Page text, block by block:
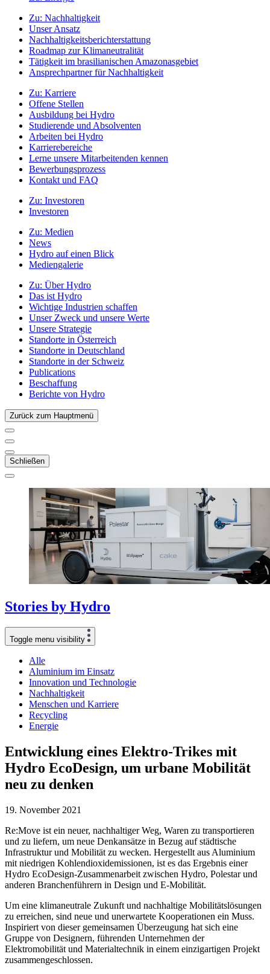
Zu: Nachhaltigkeit
Unser Ansatz
Nachhaltigkeitsberichterstattung
Roadmap zur Klimaneutralität
Tätigkeit im brasilianischen Amazonasgebiet
Ansprechpartner für Nachhaltigkeit
Zu: Karriere
Offene Stellen
Ausbildung bei Hydro
Studierende und Absolventen
Arbeiten bei Hydro
Karrierebereiche
Lerne unsere Mitarbeitenden kennen
Bewerbungsprozess
Kontakt und FAQ
Zu: Investoren
Investoren
Zu: Medien
News
Hydro auf einen Blick
Mediengalerie
Zu: Über Hydro
Das ist Hydro
Wichtige Industrien schaffen
Unser Zweck und unsere Werte
Unsere Strategie
Standorte in Österreich
Standorte in Deutschland
Standorte in der Schweiz
Publications
Beschaffung
Berichte von Hydro
Zurück zum Hauptmenü
Schließen
Stories by Hydro
Toggle menu visibility
Alle
Aluminium im Einsatz
Innovation und Technologie
Nachhaltigkeit
Menschen und Karriere
Recycling
Energie
Entwicklung eines Elektro-Trikes mit
Hydro EcoDesign, um urbane Mobilität
neu zu denken
19. November 2021
Re:Move ist ein neuer, nachhaltiger Weg, Waren zu transportieren
und zu liefern, um neue Denkansätze in Bezug auf städtische
Infrastruktur und Mobilität zu wecken. Hergestellt aus Aluminium
mit niedrigen Kohlendioxidemissionen, ist es das Ergebnis einer
Hydro EcoDesign-Zusammenarbeit zwischen Hydro, Polestar und
anderen Branchenführern in Design und E-Mobilität.
Um eine klimaneutrale Zukunft und nachhaltige Mobilitätslösungen
zu erreichen, sind neue und unerwartete Kooperationen ein Muss.
Inspiriert von dieser gemeinsamen Überzeugung hat sich eine
Gruppe von Designern, führenden Unternehmen der
Elektromobilität und Materialtechnik in einem einzigartigen Projekt
zusammengeschlossen.